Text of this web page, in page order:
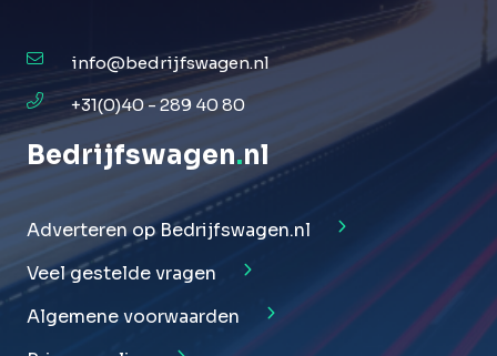
info@bedrijfswagen.nl
+31(0)40 - 289 40 80
Bedrijfswagen.nl
Adverteren op Bedrijfswagen.nl
Veel gestelde vragen
Algemene voorwaarden